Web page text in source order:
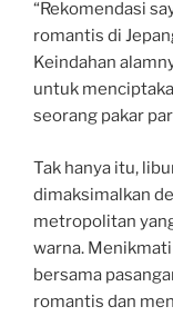
“Rekomendasi
romantis di
Keindahan
untuk
seorang pakar
Tak hanya itu,
dimaksimalkan
metropolitan
warna.
bersama
romantis dan